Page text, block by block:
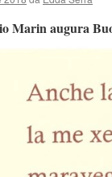
Marin augura